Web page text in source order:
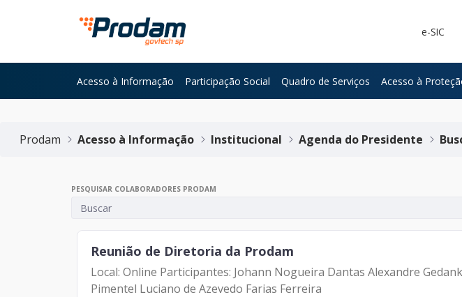
Pular para o Conteúdo principal
e-SIC
Acesso à Informação Participação Social Quadro de Serviços Acesso à
Prodam Acesso à Informação Institucional Agenda do Presidente
PESQUISAR COLABORADORES PRODAM
Reunião de Diretoria da Prodam
Local: Online Participantes: Johann Nogueira Dantas Alexandre
Pimentel Luciano de Azevedo Farias Ferreira